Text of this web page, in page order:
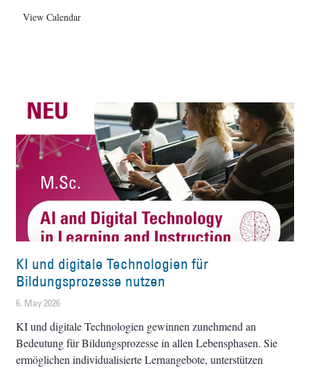
View Calendar
KI und digitale Technologien für
Bildungsprozesse nutzen
6. May 2026
KI und digitale Technologien gewinnen zunehmend an
Bedeutung für Bildungsprozesse in allen Lebensphasen. Sie
ermöglichen individualisierte Lernangebote, unterstützen